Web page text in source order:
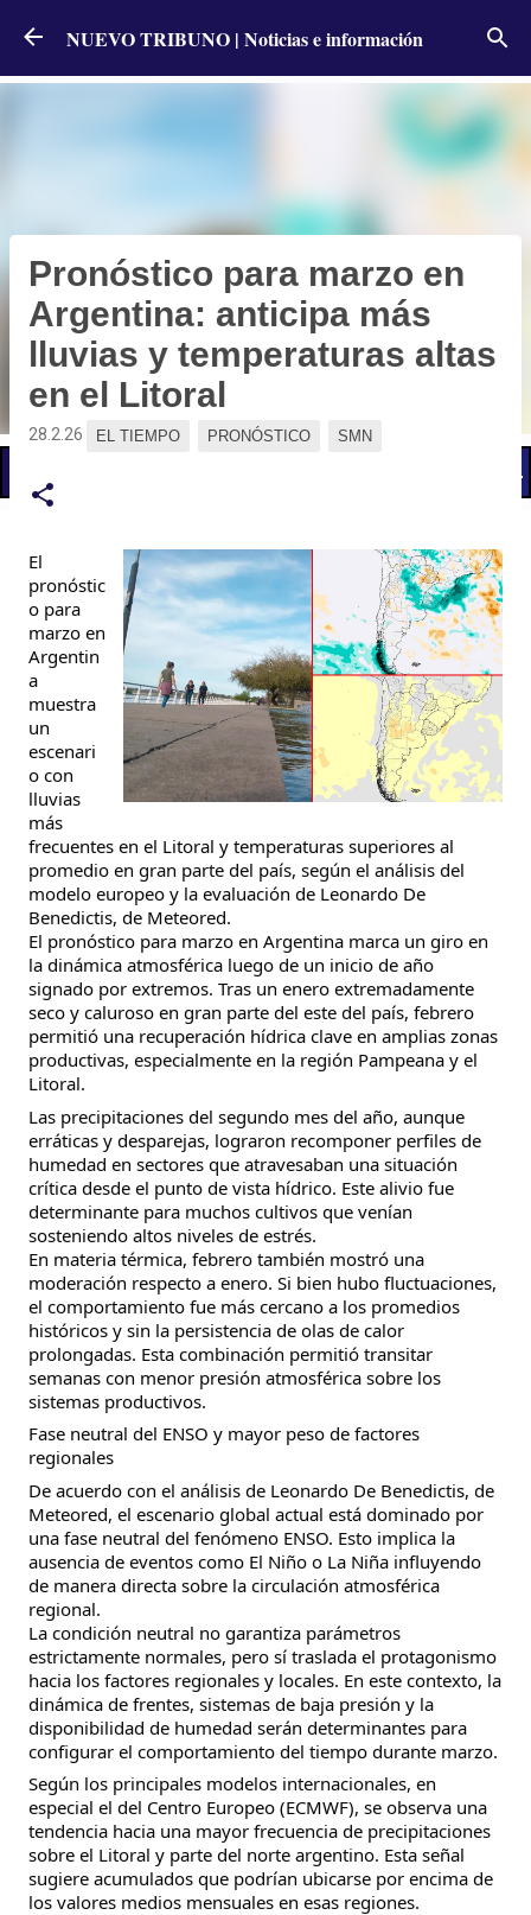
Ir al contenido principal
NUEVO TRIBUNO | Noticias e información
Pronóstico para marzo en
Argentina: anticipa más
lluvias y temperaturas altas
en el Litoral
28.2.26 EL TIEMPO PRONÓSTICO SMN
El
pronóstic
o para
marzo en
Argentin
a
muestra
un
escenari
o con
lluvias
más
frecuentes en el Litoral y temperaturas superiores al
promedio en gran parte del país, según el análisis del
modelo europeo y la evaluación de Leonardo De
Benedictis, de Meteored.
El pronóstico para marzo en Argentina marca un giro en
la dinámica atmosférica luego de un inicio de año
signado por extremos. Tras un enero extremadamente
seco y caluroso en gran parte del este del país, febrero
permitió una recuperación hídrica clave en amplias zonas
productivas, especialmente en la región Pampeana y el
Litoral.
Las precipitaciones del segundo mes del año, aunque
erráticas y desparejas, lograron recomponer perfiles de
humedad en sectores que atravesaban una situación
crítica desde el punto de vista hídrico. Este alivio fue
determinante para muchos cultivos que venían
sosteniendo altos niveles de estrés.
En materia térmica, febrero también mostró una
moderación respecto a enero. Si bien hubo fluctuaciones,
el comportamiento fue más cercano a los promedios
históricos y sin la persistencia de olas de calor
prolongadas. Esta combinación permitió transitar
semanas con menor presión atmosférica sobre los
sistemas productivos.
Fase neutral del ENSO y mayor peso de factores
regionales
De acuerdo con el análisis de Leonardo De Benedictis, de
Meteored, el escenario global actual está dominado por
una fase neutral del fenómeno ENSO. Esto implica la
ausencia de eventos como El Niño o La Niña influyendo
de manera directa sobre la circulación atmosférica
regional.
La condición neutral no garantiza parámetros
estrictamente normales, pero sí traslada el protagonismo
hacia los factores regionales y locales. En este contexto, la
dinámica de frentes, sistemas de baja presión y la
disponibilidad de humedad serán determinantes para
configurar el comportamiento del tiempo durante marzo.
Según los principales modelos internacionales, en
especial el del Centro Europeo (ECMWF), se observa una
tendencia hacia una mayor frecuencia de precipitaciones
sobre el Litoral y parte del norte argentino. Esta señal
sugiere acumulados que podrían ubicarse por encima de
los valores medios mensuales en esas regiones.